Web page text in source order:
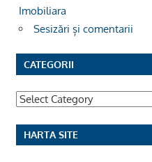
Imobiliara
Sesizări și comentarii
CATEGORII
Categorii
HARTA SITE